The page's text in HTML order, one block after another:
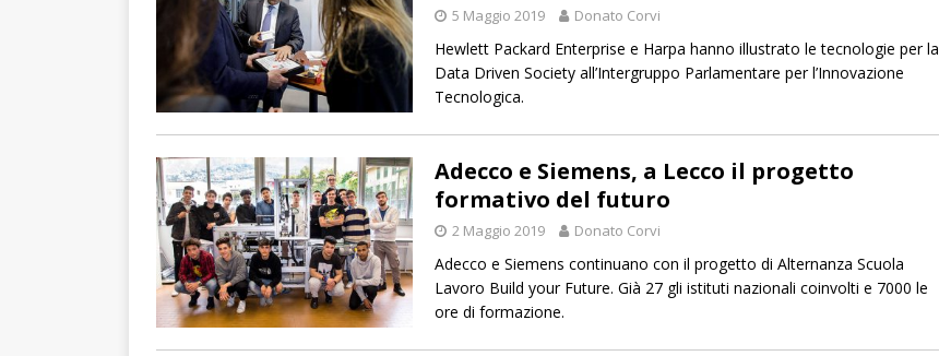
5 Maggio 2019 Donato Corvi
Hewlett Packard Enterprise e Harpa hanno illustrato le tecnologie per la
Data Driven Society all’Intergruppo Parlamentare per l’Innovazione
Tecnologica.
Adecco e Siemens, a Lecco il progetto
formativo del futuro
2 Maggio 2019 Donato Corvi
Adecco e Siemens continuano con il progetto di Alternanza Scuola
Lavoro Build your Future. Già 27 gli istituti nazionali coinvolti e 7000 le
ore di formazione.